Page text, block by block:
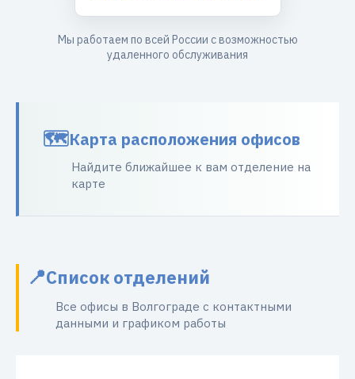
Мы работаем по всей России с возможностью
удаленного обслуживания
Карта расположения офисов
Найдите ближайшее к вам отделение на
карте
Список отделений
Все офисы в Волгограде с контактными
данными и графиком работы